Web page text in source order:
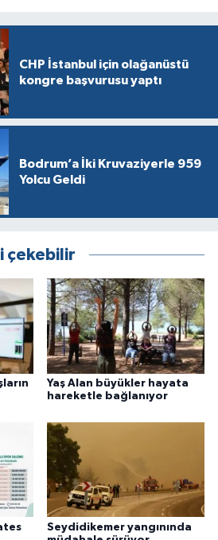
CHP İstanbul için olağanüstü
kongre başvurusu yaptı
Bodrum’a İki Kruvaziyerle 959
Yolcu Geldi
çekebilir
Yaş Alan büyükler hayata
hareketle bağlanıyor
Seydidikemer yangınında